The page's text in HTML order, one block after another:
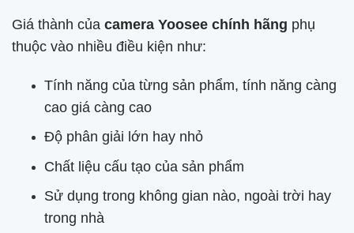
Giá thành của camera Yoosee chính hãng phụ
thuộc vào nhiều điều kiện như:
Tính năng của từng sản phẩm, tính năng càng
cao giá càng cao
Độ phân giải lớn hay nhỏ
Chất liệu cấu tạo của sản phẩm
Sử dụng trong không gian nào, ngoài trời hay
trong nhà